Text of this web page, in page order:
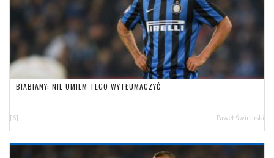
BIABIANY: NIE UMIEM TEGO WYTŁUMACZYĆ
[6] Paweł Świnarski